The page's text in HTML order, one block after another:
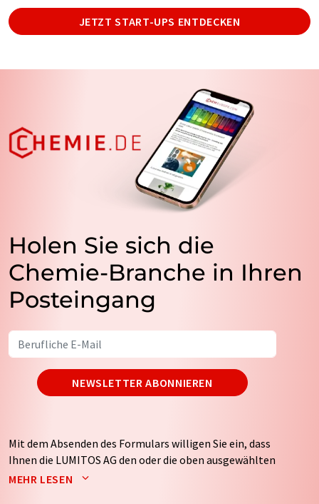
JETZT START-UPS ENTDECKEN
Holen Sie sich die
Chemie-Branche in Ihren
Posteingang
NEWSLETTER ABONNIEREN
Mit dem Absenden des Formulars willigen Sie ein, dass
Ihnen die LUMITOS AG den oder die oben ausgewählten
Newsletter per E-Mail zusendet. Ihre Daten werden
MEHR LESEN